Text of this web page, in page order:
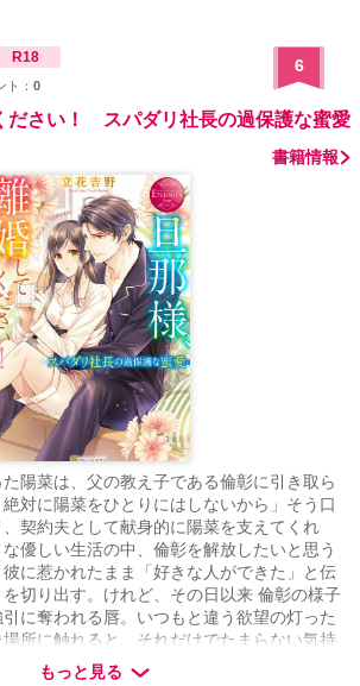
R18
ト： 0
6
ださい！ スパダリ社長の過保護な蜜愛
書籍情報
陽菜は、父の教え子である倫彰に引き取ら
対に陽菜をひとりにはしないから」そう口
契約夫として献身的に陽菜を支えてくれ
優しい生活の中、倫彰を解放したいと思う
に惹かれたまま「好きな人ができた」と伝
切り出す。けれど、その日以来 倫彰の様子
に奪われる唇。いつもと違う欲望の灯った
所に触れると、それだけでたまらない気持
の甘い執着が迸る、不器用な二人の執愛初
もっと見る